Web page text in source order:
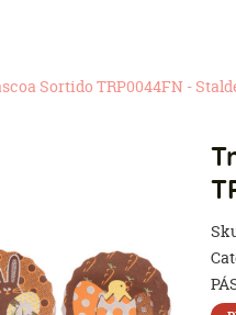
Sortido TRP0044FN -